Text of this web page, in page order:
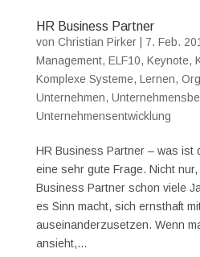
HR Business Partner
von Christian Pirker| 7. Feb.
Management, ELF10, Keynote,
Komplexe Systeme, Lernen,
Unternehmen,
Unternehmensentwicklung
HR Business Partner – was ist
eine sehr gute Frage. Nicht
Business Partner schon viele
es Sinn macht, sich ernsthaft
auseinanderzusetzen. Wenn
ansieht,...